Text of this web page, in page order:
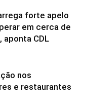
forte apelo
em cerca de
aponta CDL
nos
e restaurantes